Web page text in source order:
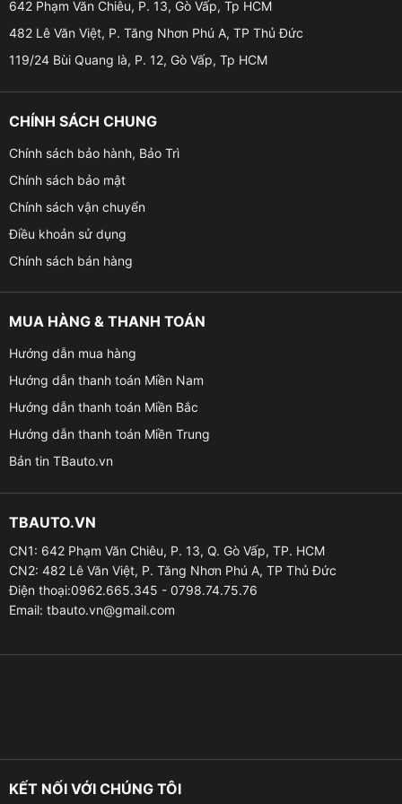
– Ghi lại hành trình di chuyển của xe theo thời gian
thực và có thể lưu lại video để làm chứng cứ trong các
trường hợp cần thiết.
Dẫn đường thông minh và chính xác
– Thiết bị còn được tích hợp ứng dụng bản dẫn đường
hiện đại như Google Maps, Navitel, VietMap,… cho
phép bạn dễ dàng lựa chọn theo nhu cầu sử dụng.
Chạy đa nhiệm ứng dụng cùng lúc
– Màn hình giúp bạn có thể trải nghiệm đồng thời 2
ứng dụng cùng lúc vừa xem chỉ đường vừa xem nghe
642 Phạm Văn Chiêu, P. 13, Gò Vấp, Tp HCM
482 Lê Văn Việt, P. Tăng Nhơn Phú A, TP Thủ Đức
119/24 Bùi Quang là, P. 12, Gò Vấp, Tp HCM
CHÍNH SÁCH CHUNG
Chính sách bảo hành, Bảo Trì
Chính sách bảo mật
Chính sách vận chuyển
Điều khoản sử dụng
Chính sách bán hàng
MUA HÀNG & THANH TOÁN
Hướng dẫn mua hàng
Hướng dẫn thanh toán Miền Nam
Hướng dẫn thanh toán Miền Bắc
Hướng dẫn thanh toán Miền Trung
Bản tin TBauto.vn
TBAUTO.VN
CN1: 642 Phạm Văn Chiêu, P. 13, Q. Gò Vấp, TP. HCM
CN2: 482 Lê Văn Việt, P. Tăng Nhơn Phú A, TP Thủ Đức
Điện thoại:0962.665.345 - 0798.74.75.76
Email: tbauto.vn@gmail.com
KẾT NỐI VỚI CHÚNG TÔI